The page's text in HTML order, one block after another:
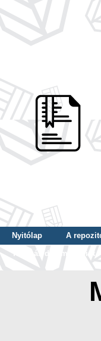
Nyitólap A
Tallózás dátum szerint